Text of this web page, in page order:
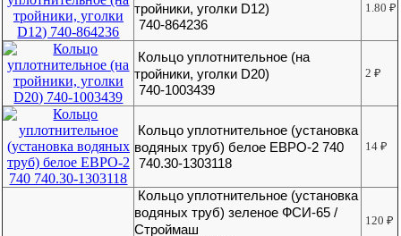
тройники, уголки D12)
740-864236
1.80₽
Кольцо уплотнительное (на
тройники, уголки D20)
740-1003439
2₽
Кольцо уплотнительное (установка
водяных труб) белое ЕВРО-2 740
740.30-1303118
14₽
Кольцо уплотнительное (установка
водяных труб) зеленое ФСИ-65 /
Строймаш
120₽